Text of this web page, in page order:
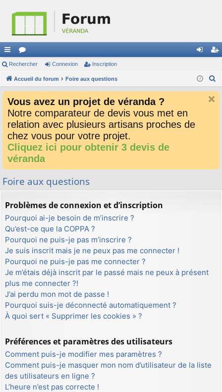
ac
co
ci
or
u
s
ne cri
Rechercher Connexion Inscription
Accueil du forum Foire aux questions
Vous avez un projet de véranda ?
Notre comparateur de devis vous met en
relation avec plusieurs artisans proches de
chez vous pour votre projet.
Cliquez ici pour obtenir 3 devis de
véranda
Foire aux questions
Problèmes de connexion et d’inscription
Pourquoi ai-je besoin de m’inscrire ?
Qu’est-ce que la COPPA ?
Pourquoi ne puis-je pas m’inscrire ?
Je suis inscrit mais je ne peux pas me connecter !
Pourquoi ne puis-je pas me connecter ?
Je m’étais déjà inscrit par le passé mais ne peux à présent
plus me connecter ?!
J’ai perdu mon mot de passe !
Pourquoi suis-je déconnecté automatiquement ?
À quoi sert « Supprimer les cookies » ?
Préférences et paramètres des utilisateurs
Comment puis-je modifier mes paramètres ?
Comment puis-je masquer mon nom d’utilisateur de la liste
des utilisateurs en ligne ?
L’heure n’est pas correcte !